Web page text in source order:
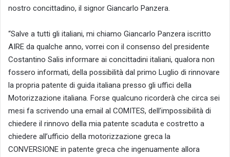
nostro concittadino, il signor Giancarlo Panzera.
“Salve a tutti gli italiani, mi chiamo Giancarlo Panzera iscritto
AIRE da qualche anno, vorrei con il consenso del presidente
Costantino Salis informare ai concittadini italiani, qualora non
fossero informati, della possibilità dal primo Luglio di rinnovare
la propria patente di guida italiana presso gli uffici della
Motorizzazione italiana. Forse qualcuno ricorderà che circa sei
mesi fa scrivendo una email al COMITES, dell’impossibilità di
chiedere il rinnovo della mia patente scaduta e costretto a
chiedere all’ufficio della motorizzazione greca la
CONVERSIONE in patente greca che ingenuamente allora